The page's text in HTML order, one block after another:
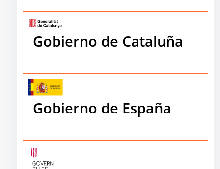
Gobierno de Cataluña
Gobierno de España